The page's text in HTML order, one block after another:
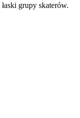
grupy skaterów.